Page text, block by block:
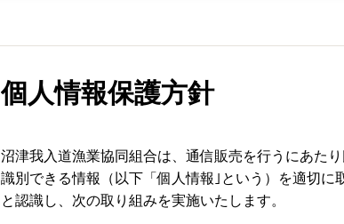
個人情報保護方針
沼津我入道漁業協同組合は、通信販売を行うにあた
識別できる情報（以下「個人情報｣という）を適切
と認識し、次の取り組みを実施いたします。